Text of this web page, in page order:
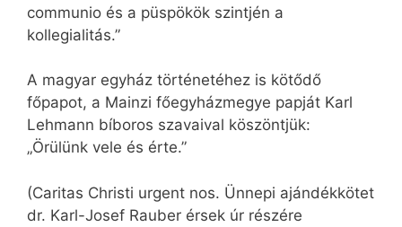
communio és a püspökök szintjén a
kollegialitás.”
A magyar egyház történetéhez is kötődő
főpapot, a Mainzi főegyházmegye papját Karl
Lehmann bíboros szavaival köszöntjük:
„Örülünk vele és érte.”
(Caritas Christi urgent nos. Ünnepi ajándékkötet
dr. Karl-Josef Rauber érsek úr részére